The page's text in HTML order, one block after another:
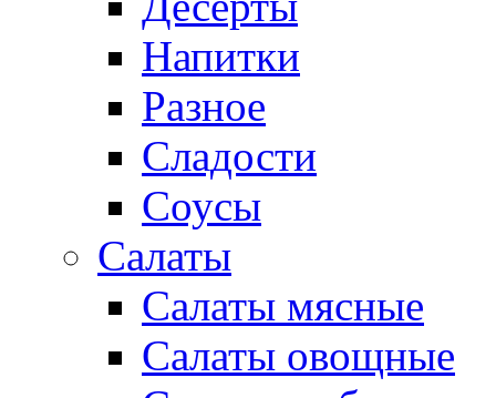
Напитки
Разное
Сладости
Соусы
Салаты
Салаты мясные
Салаты овощные